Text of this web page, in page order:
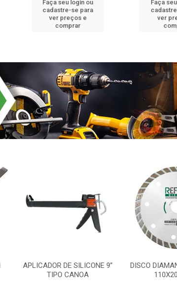
Faça seu login ou
cadastre-se para
ver preços e
comprar
Faça
ver
APLICADOR DE SILICONE 9”
TIPO CANOA
DISCO